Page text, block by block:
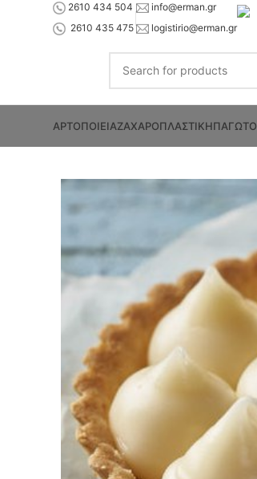
2610 434 504
2610 435 475
info@erman.gr
logistirio@erman.gr
ΑΡΤΟΠΟΙΕΙΑΖΑΧΑΡΟΠΛΑΣΤΙΚΗΠΑΓΩΤΟ